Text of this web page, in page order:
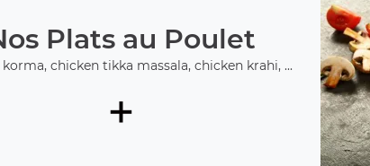
Plats au Poulet
chicken tikka massala, chicken krahi, ...
+